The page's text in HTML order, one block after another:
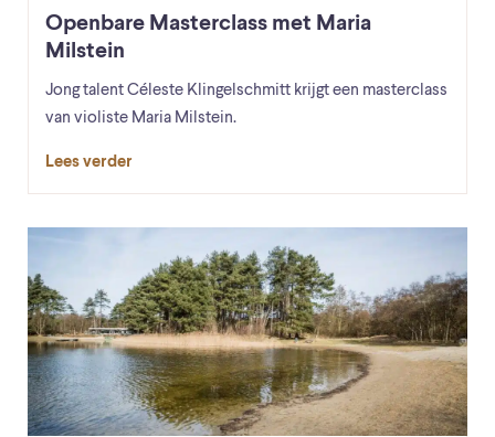
Openbare Masterclass met Maria
Milstein
Jong talent Céleste Klingelschmitt krijgt een masterclass
van violiste Maria Milstein.
Lees verder